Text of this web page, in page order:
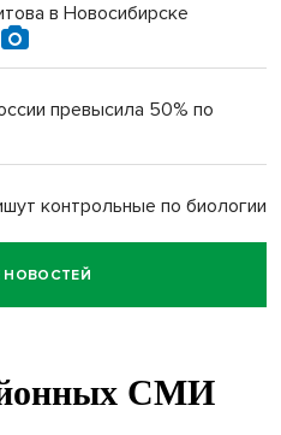
в Новосибирске
превысила 50% по
контрольные по биологии
в крови создали в
взрывной травмы